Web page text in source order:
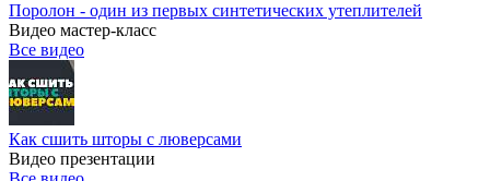
Поролон - один из первых синтетических утеплителей
Видео мастер-класс
Все видео
Как сшить шторы с люверсами
Видео презентации